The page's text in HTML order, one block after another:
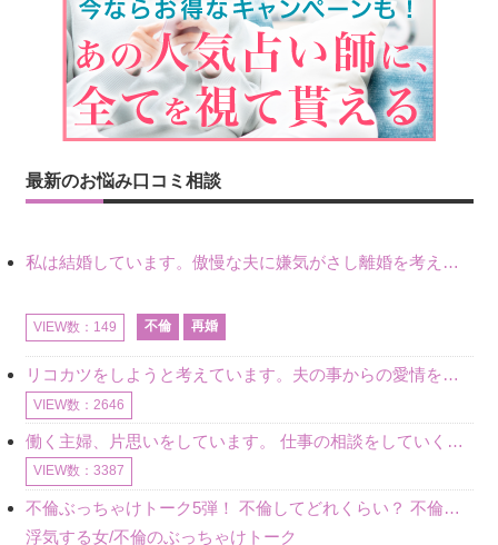
最新のお悩み口コミ相談
私は結婚しています。傲慢な夫に嫌気がさし離婚を考えていたときに、彼と出会いました。彼には恋人がいましたが、話をするうちに、夫とのことを相談するようにな
VIEW数：149 不倫 再婚
リコカツをしようと考えています。夫の事からの愛情を全く感じません。子供がいるので、子供が成長するまではと我慢しています。 まず、お金が必要だと考え、仕事の量も増やしました。ところが、夫は働かず、結局は
VIEW数：2646
働く主婦、片思いをしています。 仕事の相談をしていくうちに、彼のことを好きになりました。私には夫も子供もいます。不倫をしているわけでもなく、もちろん、この気持ちは誰にも話していません。 ラインをする関
VIEW数：3387
不倫ぶっちゃけトーク5弾！ 不倫してどれくらい？ 不倫のあれこれを、なんでもどうぞ♪♪
浮気する女/不倫のぶっちゃけトーク